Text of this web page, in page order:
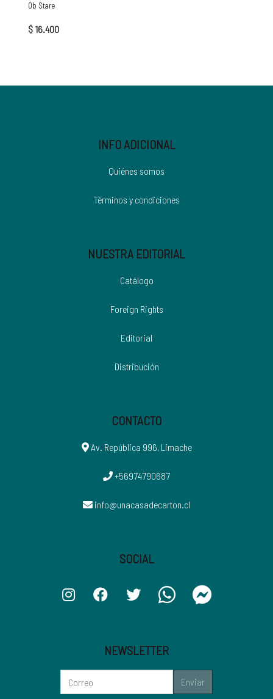
Ob Stare
$ 16.400
INFO ADICIONAL
Quiénes somos
Términos y condiciones
NUESTRA EDITORIAL
Catálogo
Foreign Rights
Editorial
Distribución
CONTACTO
Av. República 996, Limache
+56974790687
info@unacasadecarton.cl
SOCIAL
NEWSLETTER
Enviar